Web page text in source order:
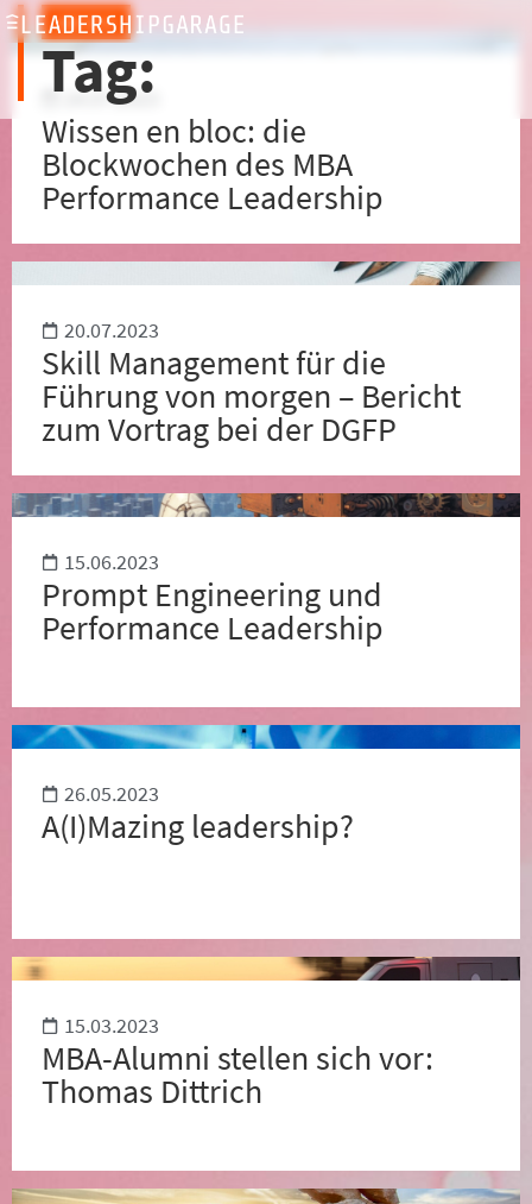
ARCHIV
Tag:
24.07.2023
Wissen en bloc: die
Blockwochen des MBA
Performance Leadership
20.07.2023
Skill Management für die
Führung von morgen – Bericht
zum Vortrag bei der DGFP
15.06.2023
Prompt Engineering und
Performance Leadership
26.05.2023
A(I)Mazing leadership?
15.03.2023
MBA-Alumni stellen sich vor:
Thomas Dittrich